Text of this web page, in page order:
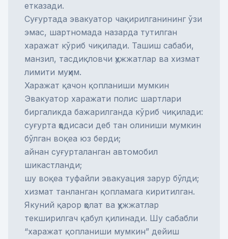
етказади.
Суғуртада эвакуатор чақирилганининг ўзи
эмас, шартномада назарда тутилган
харажат кўриб чиқилади. Ташиш сабаби,
манзил, тасдиқловчи ҳужжатлар ва хизмат
лимити муҳим.
Харажат қачон қопланиши мумкин
Эвакуатор харажати полис шартлари
биргаликда бажарилганда кўриб чиқилади:
суғурта ҳодисаси деб тан олиниши мумкин
бўлган воқеа юз берди;
айнан суғурталанган автомобил
шикастланди;
шу воқеа туфайли эвакуация зарур бўлди;
хизмат танланган қопламага киритилган.
Якуний қарор ҳолат ва ҳужжатлар
текширилгач қабул қилинади. Шу сабабли
“харажат қопланиши мумкин” дейиш